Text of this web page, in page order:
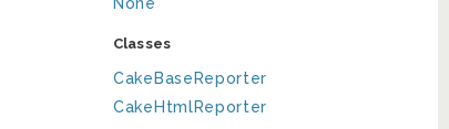
Classes
CakeBaseReporter
CakeHtmlReporter